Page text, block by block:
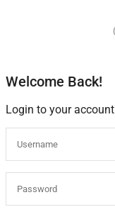
Welcome Back!
Login to your